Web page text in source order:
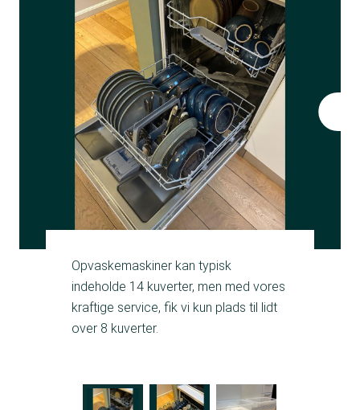
Opvaskemaskiner kan typisk
indeholde 14 kuverter, men med vores
kraftige service, fik vi kun plads til lidt
over 8 kuverter.